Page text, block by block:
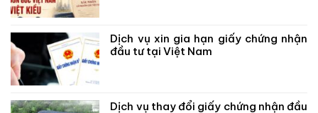
Dịch vụ xin gia hạn giấy chứng nhận
đầu tư tại Việt Nam
Dịch vụ thay đổi giấy chứng nhận đầu